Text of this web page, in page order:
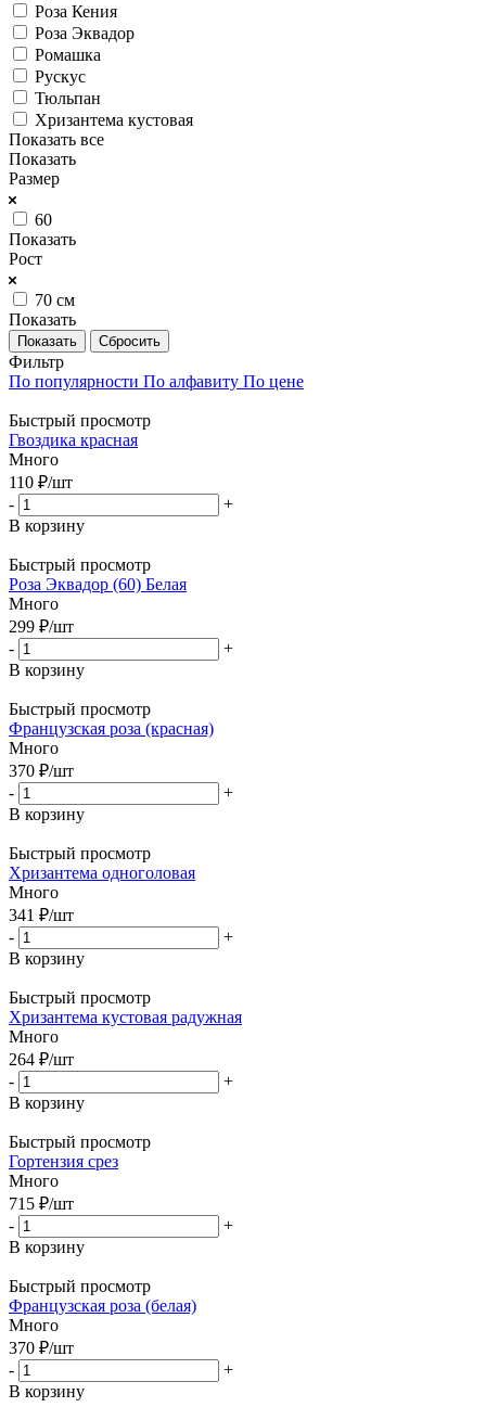
Роза Кения
Роза Эквадор
Ромашка
Рускус
Тюльпан
Хризантема кустовая
Показать все
Показать
Размер
60
Показать
Рост
70 см
Показать
Сбросить
Фильтр
По популярности По алфавиту По цене
Быстрый просмотр
Гвоздика красная
Много
110 ₽/шт
-
+
В корзину
Быстрый просмотр
Роза Эквадор (60) Белая
Много
299 ₽/шт
-
+
В корзину
Быстрый просмотр
Французская роза (красная)
Много
370 ₽/шт
-
+
В корзину
Быстрый просмотр
Хризантема одноголовая
Много
341 ₽/шт
-
+
В корзину
Быстрый просмотр
Хризантема кустовая радужная
Много
264 ₽/шт
-
+
В корзину
Быстрый просмотр
Гортензия срез
Много
715 ₽/шт
-
+
В корзину
Быстрый просмотр
Французская роза (белая)
Много
370 ₽/шт
-
+
В корзину